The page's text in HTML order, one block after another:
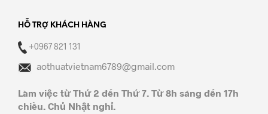
HỖ TRỢ KHÁCH HÀNG
+0967 821 131
aothuatvietnam6789@gmail.com
Làm việc từ Thứ 2 đến Thứ 7. Từ 8h sáng đến 17h
chiều. Chủ Nhật nghỉ.